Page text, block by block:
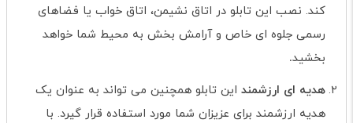
کند. نصب این تابلو در اتاق نشیمن، اتاق خواب یا فضاهای
رسمی جلوه ای خاص و آرامش بخش به محیط شما خواهد
بخشید.
هدیه ای ارزشمند این تابلو همچنین می تواند به عنوان یک
هدیه ارزشمند برای عزیزان شما مورد استفاده قرار گیرد. با